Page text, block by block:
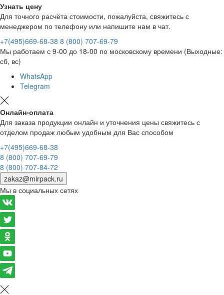
Узнать цену
Для точного расчёта стоимости, пожалуйста, свяжитесь с
менеджером по телефону или напишите нам в чат.
+7(495)669-68-38 8 (800) 707-69-79
Мы работаем с 9-00 до 18-00 по московскому времени (Выходные:
сб, вс)
WhatsApp
Telegram
Онлайн-оплата
Для заказа продукции онлайн и уточнения цены свяжитесь с
отделом продаж любым удобным для Вас способом
+7(495)669-68-38
8 (800) 707-69-79
8 (800) 707-84-72
zakaz@mirpack.ru
Мы в социальных сетях